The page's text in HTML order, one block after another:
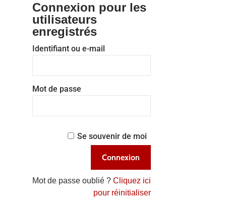
Connexion pour les
utilisateurs
enregistrés
Identifiant ou e-mail
Mot de passe
Se souvenir de moi
Mot de passe oublié ?Cliquez ici
pour réinitialiser